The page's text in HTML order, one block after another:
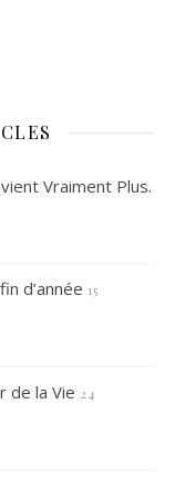
Vraiment Plus.
d’année 15
de la Vie 24